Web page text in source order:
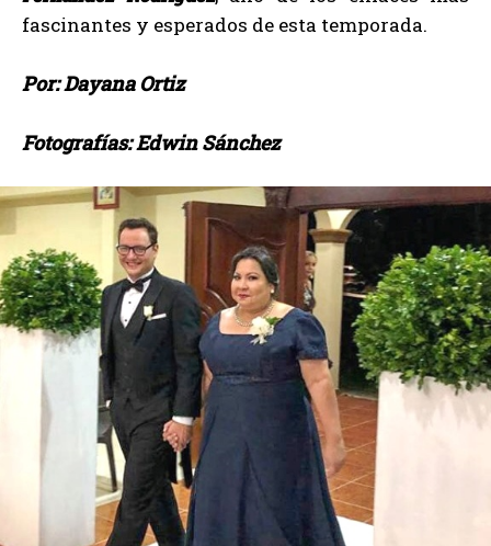
fascinantes y esperados de esta temporada.
Por: Dayana Ortiz
Fotografías: Edwin Sánchez